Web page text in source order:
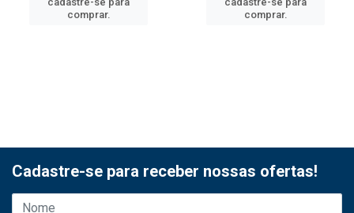
comprar.
comprar.
Cadastre-se para receber nossas ofertas!